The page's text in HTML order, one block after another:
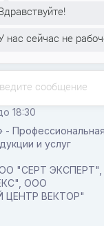
57
18:30
Профессиональная
и услуг
"СЕРТ ЭКСПЕРТ",
ООО
ЦЕНТР ВЕКТОР"
сообщение
нас сейчас не